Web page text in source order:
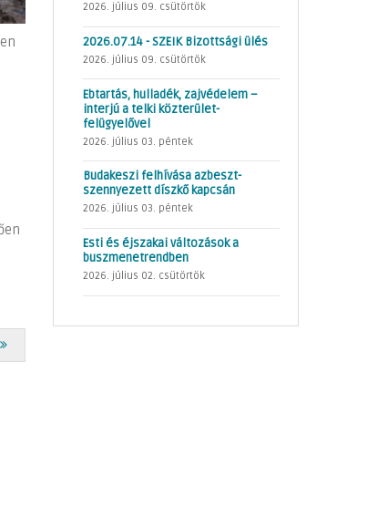
2026. július 09. csütörtök
2026.07.14 - SZEIK Bizottsági ülés
2026. július 09. csütörtök
Ebtartás, hulladék, zajvédelem –
interjú a telki közterület-
felügyelővel
2026. július 03. péntek
Budakeszi felhívása azbeszt-
szennyezett díszkő kapcsán
2026. július 03. péntek
Esti és éjszakai változások a
buszmenetrendben
2026. július 02. csütörtök